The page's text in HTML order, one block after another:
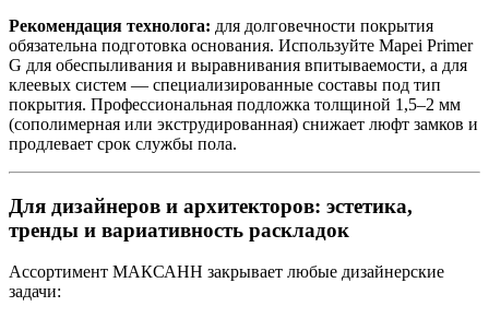
Рекомендация технолога: для долговечности покрытия
обязательна подготовка основания. Используйте Mapei Primer
G для обеспыливания и выравнивания впитываемости, а для
клеевых систем — специализированные составы под тип
покрытия. Профессиональная подложка толщиной 1,5–2 мм
(сополимерная или экструдированная) снижает люфт замков и
продлевает срок службы пола.
Для дизайнеров и архитекторов: эстетика,
тренды и вариативность раскладок
Ассортимент МАКСАНН закрывает любые дизайнерские
задачи: